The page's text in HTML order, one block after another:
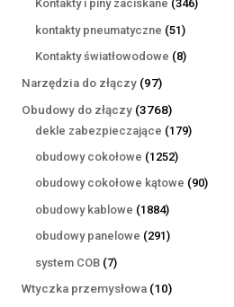
Kontakty i piny zaciskane 346
kontakty pneumatyczne 5151
produktów
Kontakty światłowodowe 88
Narzędzia do złączy 9797
produktów
Obudowy do złączy 37683768
produktów
dekle zabezpieczające 179179
obudowy cokołowe 12521252
produkty
obudowy cokołowe kątowe 9090
obudowy kablowe 18841884
produkty
obudowy panelowe 291291
system COB 77
produktów
Wtyczka przemysłowa 1010